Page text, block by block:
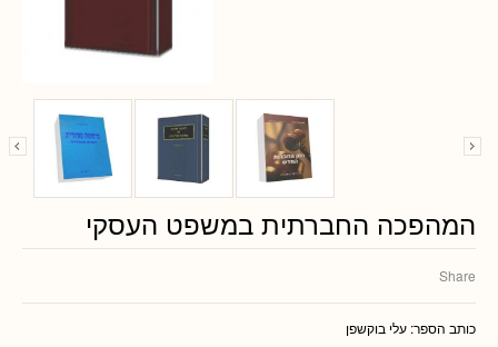
המהפכה החברתית במשפט העסקי
Share
כותב הספר: עלי בוקשפן